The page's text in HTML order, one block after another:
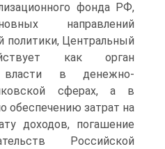
фонда РФ,
направлений
политики, Центральный
как орган
власти в денежно-
сферах, а в
обеспечению затрат на
доходов, погашение
Российской